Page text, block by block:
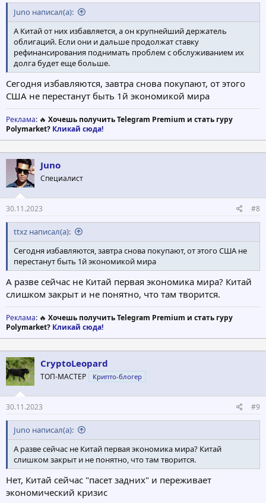
Juno написал(а):
А Китай от них избавляется, а он крупнейший держатель
облигаций. Если они и дальше продолжат ставку
рефинансирования поднимать проблем с обслуживанием их
долга будет еще больше.
Сегодня избавляются, завтра снова покупают, от этого
США не перестанут быть 1й экономикой мира
Реклама: 🔥 Хочешь получить Telegram Premium и стать гуру
Polymarket? Кликай сюда!
Juno
Специалист
30.11.2023 #8
ttxz написал(а):
Сегодня избавляются, завтра снова покупают, от этого США не
перестанут быть 1й экономикой мира
А разве сейчас не Китай первая экономика мира? Китай
слишком закрыт и не понятно, что там творится.
Реклама: 🔥 Хочешь получить Telegram Premium и стать гуру
Polymarket? Кликай сюда!
CryptoLeopard
ТОП-МАСТЕР Крипто-блогер
30.11.2023 #9
Juno написал(а):
А разве сейчас не Китай первая экономика мира? Китай
слишком закрыт и не понятно, что там творится.
Нет, Китай сейчас "пасет задних" и переживает
экономический кризис